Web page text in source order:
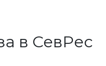
в СевРес